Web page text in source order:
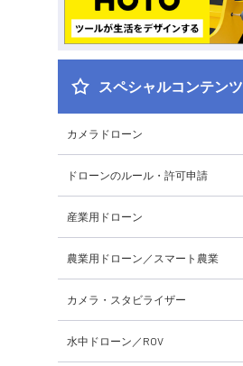
スペシャルコンテンツ
カメラドローン
ドローンのルール・許可申請
産業用ドローン
農業用ドローン／スマート農業
カメラ・スタビライザー
水中ドローン／ROV